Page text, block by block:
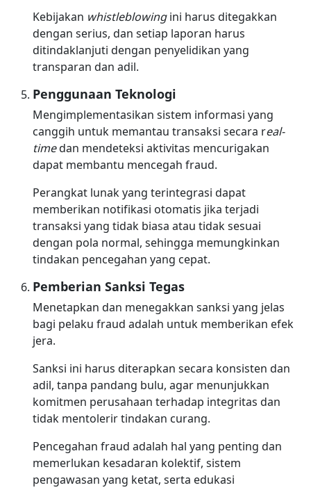
Kebijakan whistleblowingini harus ditegakkan
dengan serius, dan setiap laporan harus
ditindaklanjuti dengan penyelidikan yang
transparan dan adil.
Penggunaan Teknologi
Mengimplementasikan sistem informasi yang
canggih untuk memantau transaksi secara real-
timedan mendeteksi aktivitas mencurigakan
dapat membantu mencegah fraud.
Perangkat lunak yang terintegrasi dapat
memberikan notifikasi otomatis jika terjadi
transaksi yang tidak biasa atau tidak sesuai
dengan pola normal, sehingga memungkinkan
tindakan pencegahan yang cepat.
Pemberian Sanksi Tegas
Menetapkan dan menegakkan sanksi yang jelas
bagi pelaku fraud adalah untuk memberikan efek
jera.
Sanksi ini harus diterapkan secara konsisten dan
adil, tanpa pandang bulu, agar menunjukkan
komitmen perusahaan terhadap integritas dan
tidak mentolerir tindakan curang.
Pencegahan fraud adalah hal yang penting dan
memerlukan kesadaran kolektif, sistem
pengawasan yang ketat, serta edukasi